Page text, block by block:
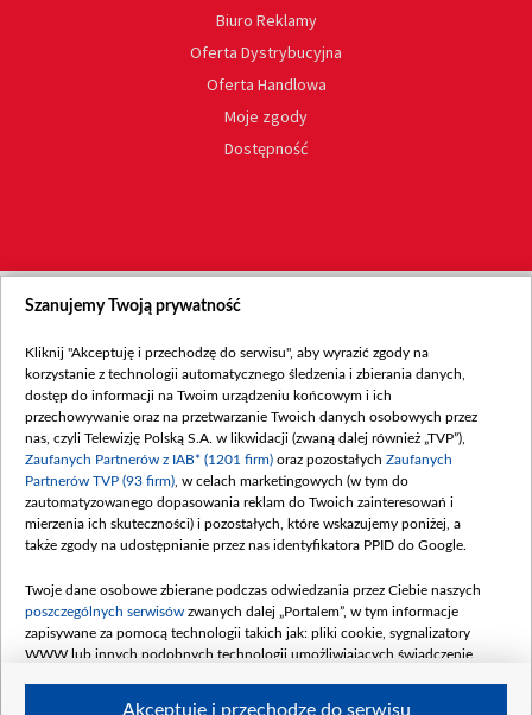
Biuro Reklamy
Oferta Dystrybucyjna
Oferta Handlowa
Moje zgody
Dostępność
Szanujemy Twoją prywatność
Kliknij "Akceptuję i przechodzę do serwisu", aby wyrazić zgody na
korzystanie z technologii automatycznego śledzenia i zbierania danych,
dostęp do informacji na Twoim urządzeniu końcowym i ich
przechowywanie oraz na przetwarzanie Twoich danych osobowych przez
nas, czyli Telewizję Polską S.A. w likwidacji (zwaną dalej również „TVP”),
Zaufanych Partnerów z IAB* (1201 firm) oraz pozostałych Zaufanych
Partnerów TVP (93 firm) , w celach marketingowych (w tym do
zautomatyzowanego dopasowania reklam do Twoich zainteresowań i
mierzenia ich skuteczności) i pozostałych, które wskazujemy poniżej, a
także zgody na udostępnianie przez nas identyfikatora PPID do Google.
Twoje dane osobowe zbierane podczas odwiedzania przez Ciebie naszych
poszczególnych serwisów zwanych dalej „Portalem”, w tym informacje
zapisywane za pomocą technologii takich jak: pliki cookie, sygnalizatory
WWW lub innych podobnych technologii umożliwiających świadczenie
Akceptuję i przechodzę do serwisu